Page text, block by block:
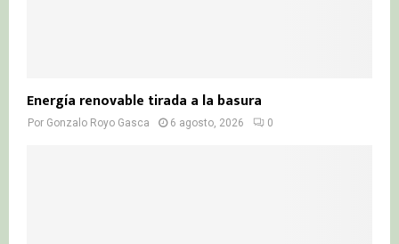
Energía renovable tirada a la basura
Por Gonzalo Royo Gasca 6 agosto, 2026 0